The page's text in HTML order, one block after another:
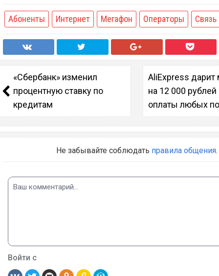
Абоненты Интернет Мегафон Операторы Связь
«Сбербанк» изменил
процентную ставку по
кредитам
AliExpress дарит
на 12 000
оплаты любых
Не забывайте соблюдать правила общения.
Войти с